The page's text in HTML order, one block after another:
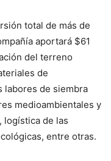
total de más de
aportará $61
del terreno
de
labores de siembra
medioambientales y
logística de las
entre otras.